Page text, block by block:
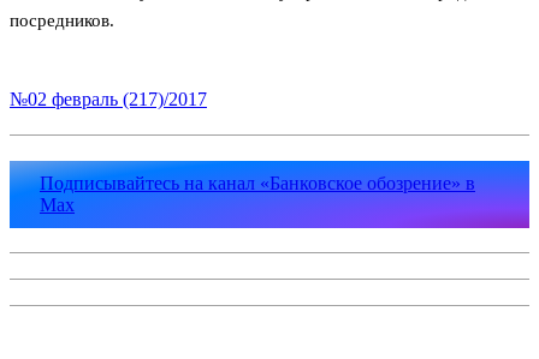
посредников.
№02 февраль (217)/2017
Подписывайтесь на канал «Банковское обозрение» в
Max